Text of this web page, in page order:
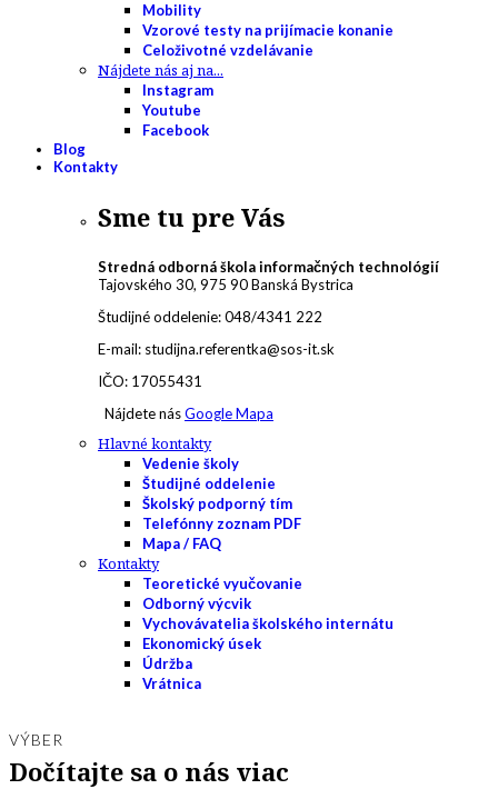
Mobility
Vzorové testy na prijímacie konanie
Celoživotné vzdelávanie
Nájdete nás aj na...
Instagram
Youtube
Facebook
Blog
Kontakty
Sme tu pre Vás
Stredná odborná škola informačných technológií
Tajovského 30, 975 90 Banská Bystrica
Študijné oddelenie: 048/4341 222
E-mail: studijna.referentka@sos-it.sk
IČO: 17055431
Nájdete násGoogle Mapa
Hlavné kontakty
Vedenie školy
Študijné oddelenie
Školský podporný tím
Telefónny zoznam PDF
Mapa / FAQ
Kontakty
Teoretické vyučovanie
Odborný výcvik
Vychovávatelia školského internátu
Ekonomický úsek
Údržba
Vrátnica
VÝBER
Dočítajte sa o nás viac